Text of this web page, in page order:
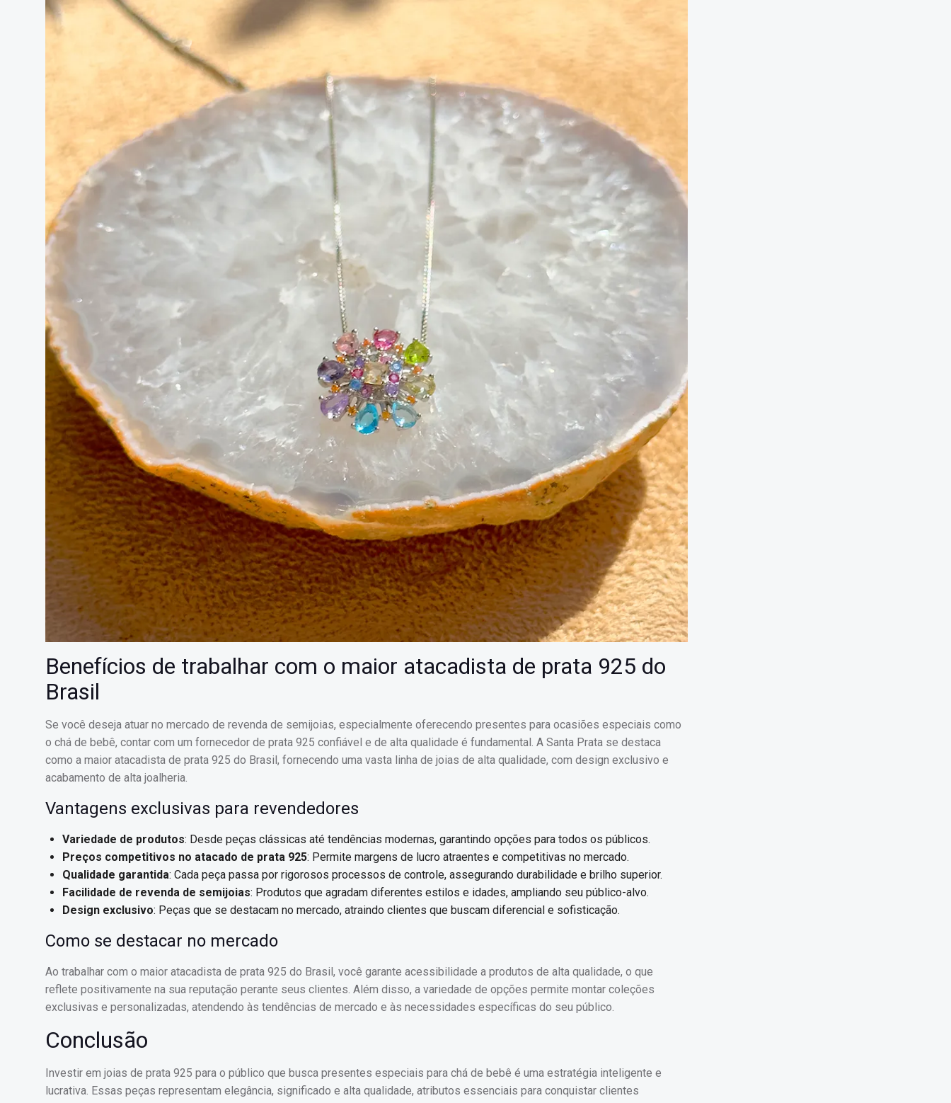
Benefícios de trabalhar com o maior atacadista de prata 925 do
Brasil
Se você deseja atuar no mercado de revenda de semijoias, especialmente oferecendo presentes para ocasiões especiais como
o chá de bebê, contar com um fornecedor de prata 925 confiável e de alta qualidade é fundamental. A Santa Prata se destaca
como a maior atacadista de prata 925 do Brasil, fornecendo uma vasta linha de joias de alta qualidade, com design exclusivo e
acabamento de alta joalheria.
Vantagens exclusivas para revendedores
Variedade de produtos: Desde peças clássicas até tendências modernas, garantindo opções para todos os públicos.
Preços competitivos no atacado de prata 925: Permite margens de lucro atraentes e competitivas no mercado.
Qualidade garantida: Cada peça passa por rigorosos processos de controle, assegurando durabilidade e brilho superior.
Facilidade de revenda de semijoias: Produtos que agradam diferentes estilos e idades, ampliando seu público-alvo.
Design exclusivo: Peças que se destacam no mercado, atraindo clientes que buscam diferencial e sofisticação.
Como se destacar no mercado
Ao trabalhar com o maior atacadista de prata 925 do Brasil, você garante acessibilidade a produtos de alta qualidade, o que
reflete positivamente na sua reputação perante seus clientes. Além disso, a variedade de opções permite montar coleções
exclusivas e personalizadas, atendendo às tendências de mercado e às necessidades específicas do seu público.
Conclusão
Investir em joias de prata 925 para o público que busca presentes especiais para chá de bebê é uma estratégia inteligente e
lucrativa. Essas peças representam elegância, significado e alta qualidade, atributos essenciais para conquistar clientes